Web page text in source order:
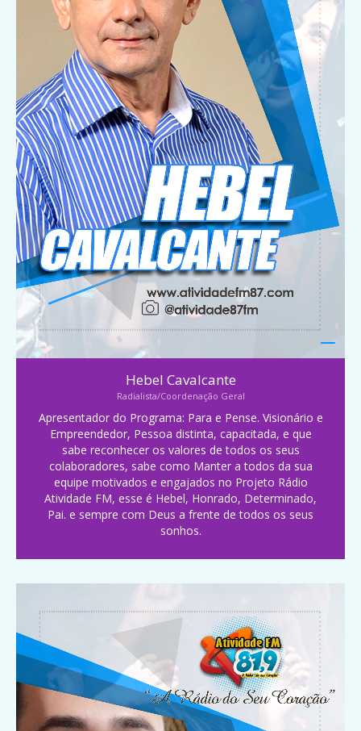
Hebel Cavalcante
Radialista/Coordenação Geral
Apresentador do Programa: Para e Pense. Visionário e
Empreendedor, Pessoa distinta, capacitada, e que
sabe reconhecer os valores de todos os seus
colaboradores, sabe como Manter a todos da sua
equipe motivados e engajados no Projeto Rádio
Atividade FM, esse é Hebel, Honrado, Determinado,
Pai. e sempre com Deus a frente de todos os seus
sonhos.